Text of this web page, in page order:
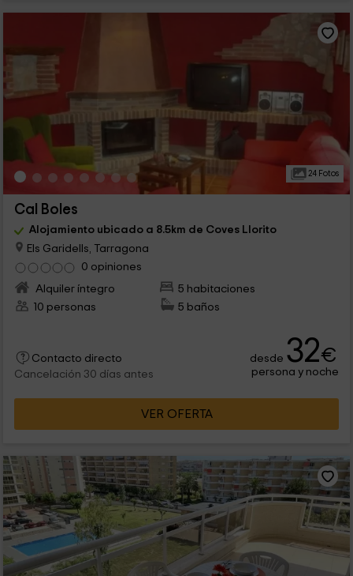
24 Fotos
Cal Boles
Alojamiento ubicado a 8.5km de Coves Llorito
Els Garidells, Tarragona
0 opiniones
Alquiler íntegro
5 habitaciones
10 personas
5 baños
Contacto directo
Cancelación 30 días antes
desde 32€
persona y noche
VER OFERTA